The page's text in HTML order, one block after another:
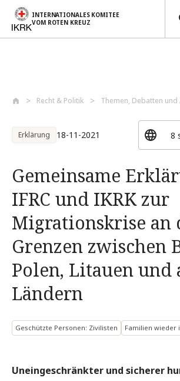
INTERNATIONALES KOMITEE
VOM ROTEN KREUZ
Recht & Politik Themen, Debatten
Erklärung 18-11-2021
Gemeinsame
IFRC und IKRK zur
Migrationskrise an
Grenzen zwischen
Polen, Litauen und
Ländern
Geschützte Personen: Zivilisten Familien wieder
Uneingeschränkter und sicherer